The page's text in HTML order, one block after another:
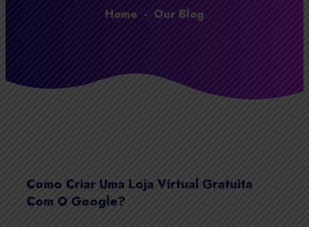
Home - Our Blog
Como Criar Uma Loja Virtual Gratuita
Com O Google?